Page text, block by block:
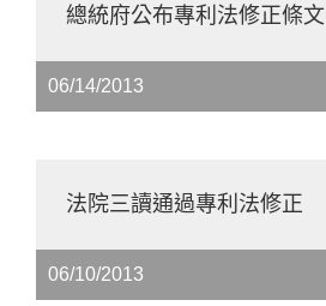
總統府公布專利法修正條文
06/14/2013
法院三讀通過專利法修正
06/10/2013